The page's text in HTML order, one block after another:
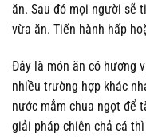
ăn. Sau đó mọi người sẽ
vừa ăn. Tiến hành hấp
Đây là món ăn có hương
nhiều trường hợp khác
nước mắm chua ngọt để
giải pháp chiên chả cá